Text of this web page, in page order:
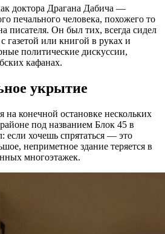
доктора Драгана Дабича —
печального человека, похожего то
писателя. Он был тих, всегда сидел
газетой или книгой в руках и
политические дискуссии,
кафанах.
укрытие
на конечной остановке нескольких
под названием Блок 45 в
если хочешь спрятаться — это
неприметное здание теряется в
многоэтажек.